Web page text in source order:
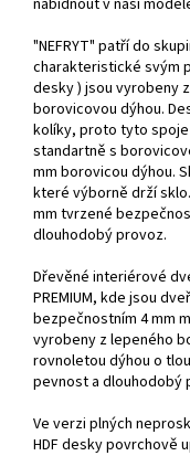
nabídnout v naši
"NEFRYT" patří do
charakteristické svým
desky ) jsou vyrobeny
borovicovou dýhou.
kolíky, proto tyto
standartně s
mm borovicou dýhou.
které výborně drží
mm tvrzené
dlouhodobý provoz.
Dřevěné interiérové
PREMIUM, kde jsou
bezpečnostním 4 mm
vyrobeny z lepeného
rovnoletou dýhou o
pevnost a dlouhodobý
Ve verzi plných
HDF desky povrchově